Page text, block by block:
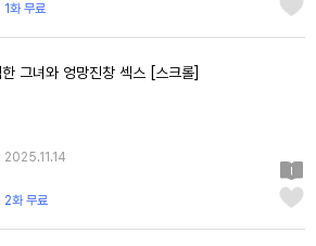
1화 무료
그녀와 엉망진창 섹스 [스크롤]
2025.11.14
2화 무료